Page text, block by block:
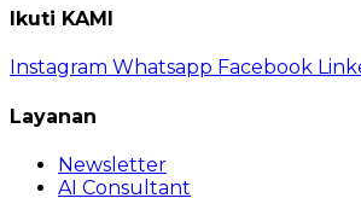
Ikuti KAMI
Instagram Whatsapp Facebook
Layanan
Newsletter
AI Consultant